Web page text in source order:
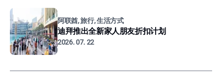
阿联酋, 旅行, 生活方式
迪拜推出全新家人朋友折扣计划
2026. 07. 22